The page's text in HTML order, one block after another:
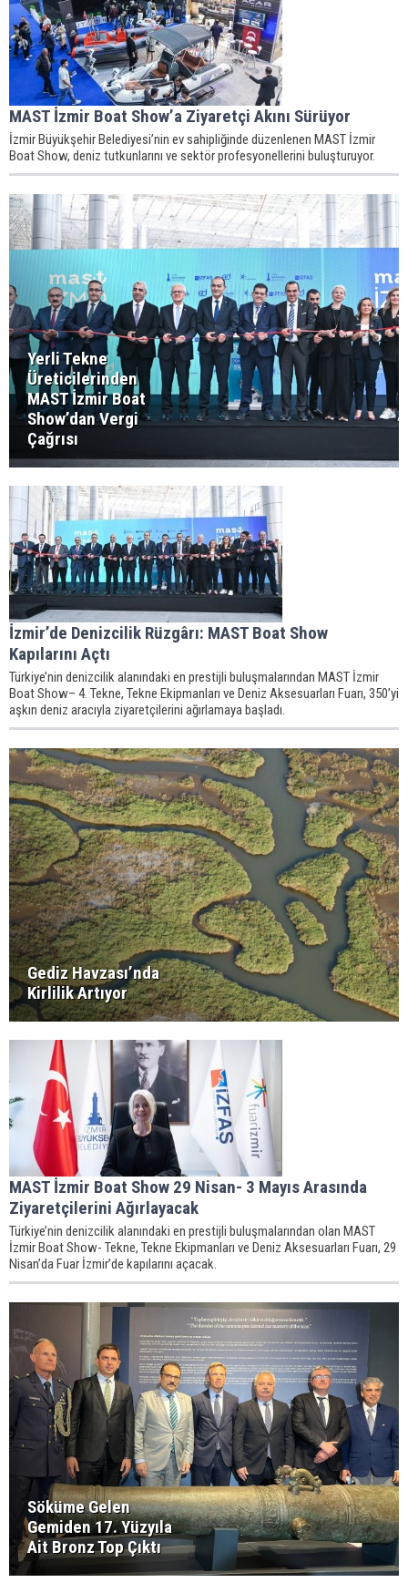
MAST İzmir Boat Show’a Ziyaretçi Akını Sürüyor
İzmir Büyükşehir Belediyesi’nin ev sahipliğinde düzenlenen MAST İzmir
Boat Show, deniz tutkunlarını ve sektör profesyonellerini buluşturuyor.
Yerli Tekne
Üreticilerinden
MAST İzmir Boat
Show’dan Vergi
Çağrısı
İzmir’de Denizcilik Rüzgârı: MAST Boat Show
Kapılarını Açtı
Türkiye’nin denizcilik alanındaki en prestijli buluşmalarından MAST İzmir
Boat Show– 4. Tekne, Tekne Ekipmanları ve Deniz Aksesuarları Fuarı, 350’yi
aşkın deniz aracıyla ziyaretçilerini ağırlamaya başladı.
Gediz Havzası’nda
Kirlilik Artıyor
MAST İzmir Boat Show 29 Nisan- 3 Mayıs Arasında
Ziyaretçilerini Ağırlayacak
Türkiye’nin denizcilik alanındaki en prestijli buluşmalarından olan MAST
İzmir Boat Show- Tekne, Tekne Ekipmanları ve Deniz Aksesuarları Fuarı, 29
Nisan’da Fuar İzmir’de kapılarını açacak.
Söküme Gelen
Gemiden 17. Yüzyıla
Ait Bronz Top Çıktı